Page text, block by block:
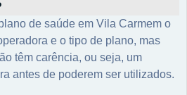
de saúde em Vila Carmem o
e o tipo de plano, mas
têm carência, ou seja, um
antes de poderem ser utilizados.